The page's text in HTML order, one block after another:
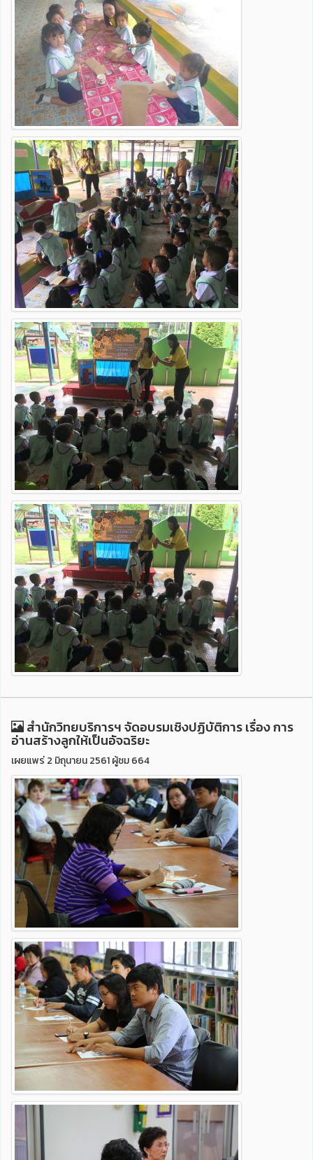
สำนักวิทยบริการฯ จัดอบรมเชิงปฏิบัติการ เรื่อง การ
อ่านสร้างลูกให้เป็นอัจฉริยะ
เผยแพร่ 2 มิถุนายน 2561 ผู้ชม 664